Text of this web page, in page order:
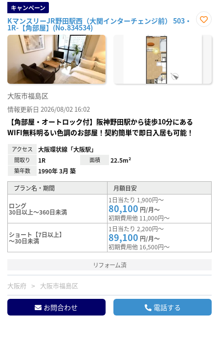
キャンペーン
KマンスリーJR野田駅西（大関インターチェンジ前） 503・
1R-【角部屋】(No.834534)
に入
大阪市福島区
情報更新日 2026/08/02 16:02
【角部屋・オートロック付】阪神野田駅から徒歩10分にある
WIFI無料明るい色調のお部屋！契約簡単で即日入居も可能！
アクセス 大阪環状線「大阪駅」
間取り 1R 面積 22.5m²
築年数 1990年 3月 築
プラン名・期間 月額目安
ロング
30日以上～360日未満
1日当たり 1,900円～
80,100 円/月～
初期費用他 11,000円～
ショート【7日以上】
～30日未満
1日当たり 2,200円～
89,100 円/月～
初期費用他 16,500円～
リフォーム済
大阪府 大阪市福島区
お問合わせ 電話する